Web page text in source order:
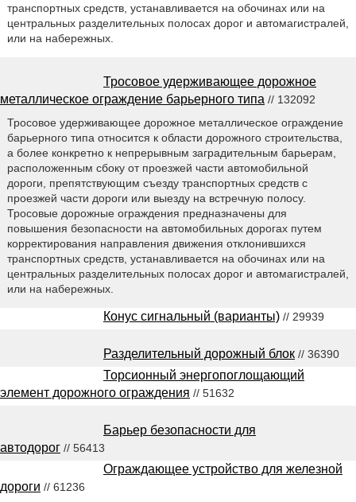
транспортных средств, устанавливается на обочинах или на
центральных разделительных полосах дорог и автомагистралей,
или на набережных.
Тросовое удерживающее дорожное
металлическое ограждение барьерного типа // 132092
Тросовое удерживающее дорожное металлическое ограждение
барьерного типа относится к области дорожного строительства,
а более конкретно к непрерывным заградительным барьерам,
расположенным сбоку от проезжей части автомобильной
дороги, препятствующим съезду транспортных средств с
проезжей части дороги или выезду на встречную полосу.
Тросовые дорожные ограждения предназначены для
повышения безопасности на автомобильных дорогах путем
корректирования направления движения отклонившихся
транспортных средств, устанавливается на обочинах или на
центральных разделительных полосах дорог и автомагистралей,
или на набережных.
Конус сигнальный (варианты) // 29939
Разделительный дорожный блок // 36390
Торсионный энергопоглощающий
элемент дорожного ограждения // 51632
Барьер безопасности для
автодорог // 56413
Ограждающее устройство для железной
дороги // 61236